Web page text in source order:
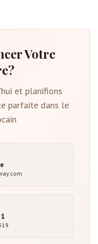
Votre
et planifions
parfaite dans le
1